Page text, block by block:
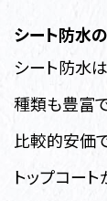
シート防水
シート防水
種類も豊富
比較的安価
トップコー